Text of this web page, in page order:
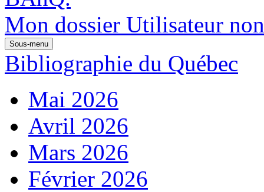
Mon dossier Utilisateur
Sous-menu
Bibliographie du Québec
Mai 2026
Avril 2026
Mars 2026
Février 2026